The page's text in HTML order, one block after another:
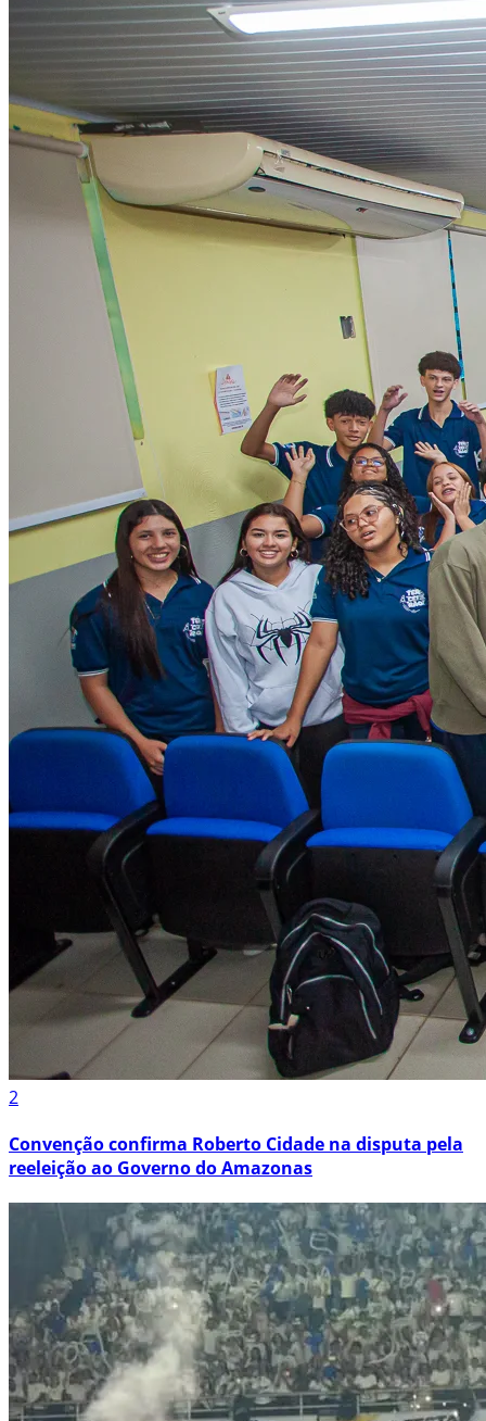
2
Convenção confirma Roberto Cidade na disputa pela
reeleição ao Governo do Amazonas